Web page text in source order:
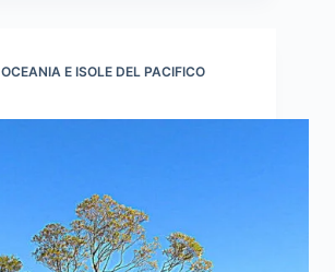
OCEANIA E ISOLE DEL PACIFICO